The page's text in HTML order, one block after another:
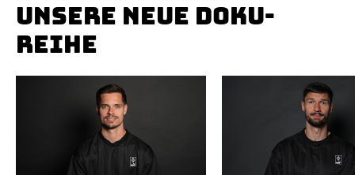
UNSERE NEUE DOKU-
REIHE